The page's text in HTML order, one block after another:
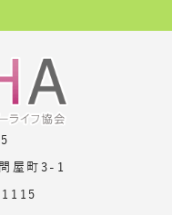
屋町3-1